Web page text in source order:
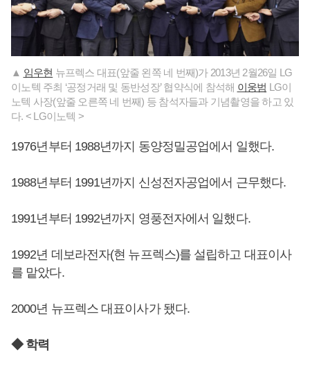
▲ 임우현 뉴프렉스 대표(앞줄 왼쪽 네 번째)가 2013년 2월26일 LG
이노텍 주최 ‘공정거래 및 동반성장’ 협약식에 참석해 이웅범 LG이
노텍 사장(앞줄 오른쪽 네 번째) 등 참석자들과 기념촬영을 하고 있
다. < LG이노텍 >
1976년부터 1988년까지 동양정밀공업에서 일했다.
1988년부터 1991년까지 신성전자공업에서 근무했다.
1991년부터 1992년까지 영풍전자에서 일했다.
1992년 데보라전자(현 뉴프렉스)를 설립하고 대표이사
를 맡았다.
2000년 뉴프렉스 대표이사가 됐다.
◆ 학력